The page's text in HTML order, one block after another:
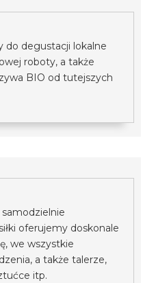
do degustacji lokalne
roboty, a także
BIO od tutejszych
oferujemy doskonale
we wszystkie
a także talerze,
itp.